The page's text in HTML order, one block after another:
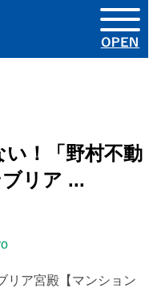
！「野村不動
リア ...
リア宮殿【マンション